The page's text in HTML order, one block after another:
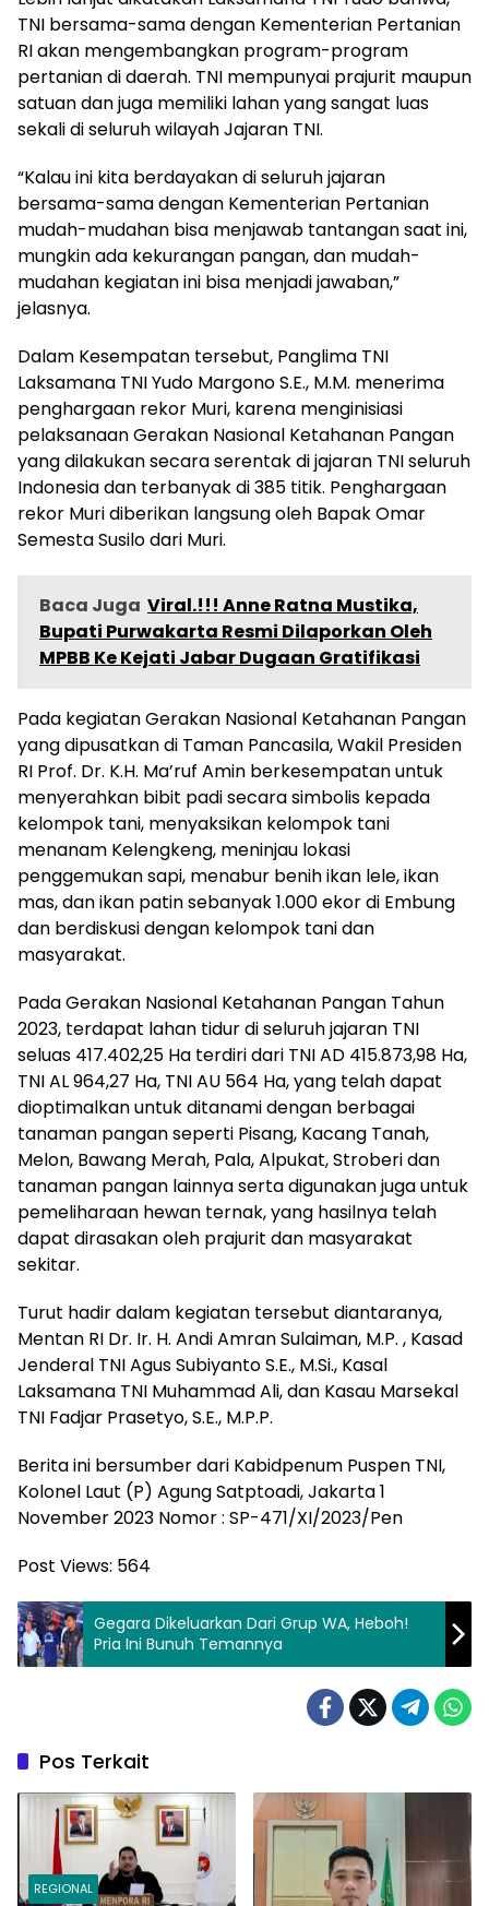
TNI bersama-sama dengan Kementerian Pertanian
RI akan mengembangkan program-program
pertanian di daerah. TNI mempunyai prajurit maupun
satuan dan juga memiliki lahan yang sangat luas
sekali di seluruh wilayah Jajaran TNI.
“Kalau ini kita berdayakan di seluruh jajaran
bersama-sama dengan Kementerian Pertanian
mudah-mudahan bisa menjawab tantangan saat ini,
mungkin ada kekurangan pangan, dan mudah-
mudahan kegiatan ini bisa menjadi jawaban,”
jelasnya.
Dalam Kesempatan tersebut, Panglima TNI
Laksamana TNI Yudo Margono S.E., M.M. menerima
penghargaan rekor Muri, karena menginisiasi
pelaksanaan Gerakan Nasional Ketahanan Pangan
yang dilakukan secara serentak di jajaran TNI seluruh
Indonesia dan terbanyak di 385 titik. Penghargaan
rekor Muri diberikan langsung oleh Bapak Omar
Semesta Susilo dari Muri.
Baca Juga Viral.!!! Anne Ratna Mustika,
Bupati Purwakarta Resmi Dilaporkan Oleh
MPBB Ke Kejati Jabar Dugaan Gratifikasi
Pada kegiatan Gerakan Nasional Ketahanan Pangan
yang dipusatkan di Taman Pancasila, Wakil Presiden
RI Prof. Dr. K.H. Ma’ruf Amin berkesempatan untuk
menyerahkan bibit padi secara simbolis kepada
kelompok tani, menyaksikan kelompok tani
menanam Kelengkeng, meninjau lokasi
penggemukan sapi, menabur benih ikan lele, ikan
mas, dan ikan patin sebanyak 1.000 ekor di Embung
dan berdiskusi dengan kelompok tani dan
masyarakat.
Pada Gerakan Nasional Ketahanan Pangan Tahun
2023, terdapat lahan tidur di seluruh jajaran TNI
seluas 417.402,25 Ha terdiri dari TNI AD 415.873,98 Ha,
TNI AL 964,27 Ha, TNI AU 564 Ha, yang telah dapat
dioptimalkan untuk ditanami dengan berbagai
tanaman pangan seperti Pisang, Kacang Tanah,
Melon, Bawang Merah, Pala, Alpukat, Stroberi dan
tanaman pangan lainnya serta digunakan juga untuk
pemeliharaan hewan ternak, yang hasilnya telah
dapat dirasakan oleh prajurit dan masyarakat
sekitar.
Turut hadir dalam kegiatan tersebut diantaranya,
Mentan RI Dr. Ir. H. Andi Amran Sulaiman, M.P. , Kasad
Jenderal TNI Agus Subiyanto S.E., M.Si., Kasal
Laksamana TNI Muhammad Ali, dan Kasau Marsekal
TNI Fadjar Prasetyo, S.E., M.P.P.
Berita ini bersumber dari Kabidpenum Puspen TNI,
Kolonel Laut (P) Agung Satptoadi, Jakarta 1
November 2023 Nomor : SP-471/XI/2023/Pen
Post Views: 564
Gegara Dikeluarkan Dari Grup WA, Heboh!
Pria Ini Bunuh Temannya
Pos Terkait
REGIONAL